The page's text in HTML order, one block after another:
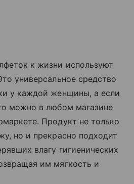
к жизни используют
универсальное средство
у каждой женщины, а если
можно в любом магазине
Продукт не только
но и прекрасно подходит
влагу гигиенических
им мягкость и